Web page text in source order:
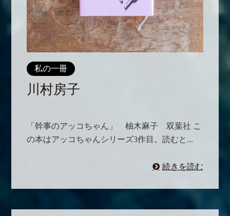
私の一冊
川村房子
「幹事のアッコちゃん」 柚木麻子 双葉社 こ
の本はアッコちゃんシリーズ3作目。読むと...
続きを読む